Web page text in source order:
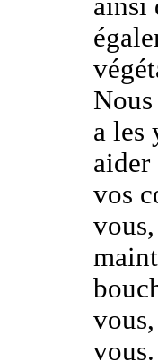
ainsi
a les
vos